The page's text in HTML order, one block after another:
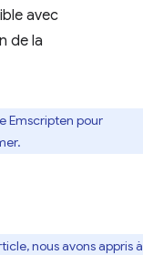
avec
de la
Emscripten pour
nous avons appris à